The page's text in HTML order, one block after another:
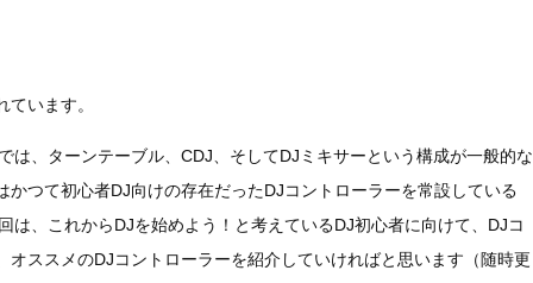
います。
は、ターンテーブル、CDJ、そしてDJミキサーという構成が一般的な
かつて初心者DJ向けの存在だったDJコントローラーを常設している
は、これからDJを始めよう！と考えているDJ初心者に向けて、DJコ
オススメのDJコントローラーを紹介していければと思います（随時更